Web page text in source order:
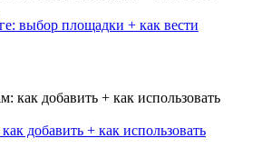
выбор площадки + как вести
добавить + как использовать